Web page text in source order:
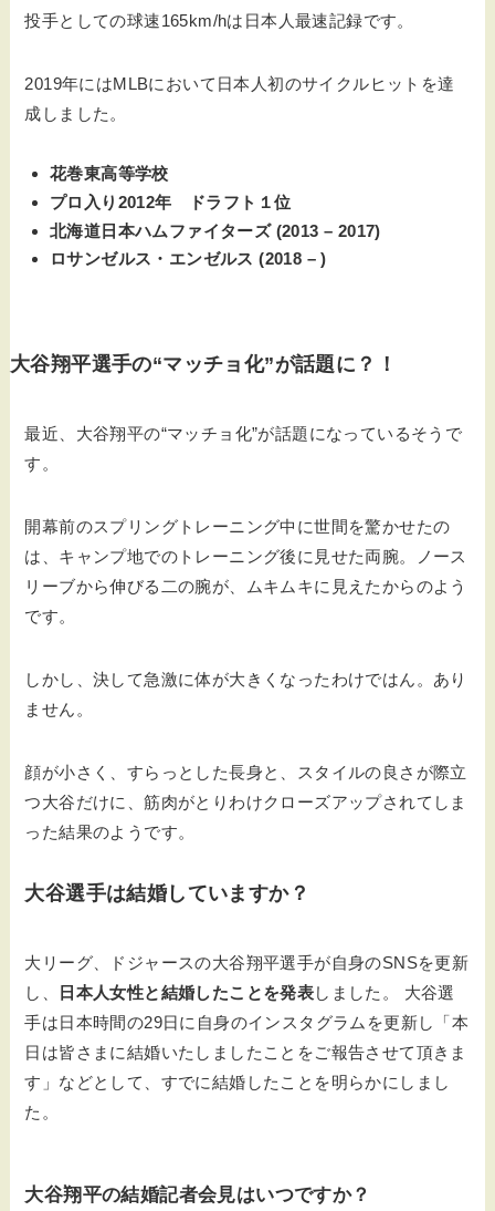
投手としての球速165km/hは日本人最速記録です。
2019年にはMLBにおいて日本人初のサイクルヒットを達
成しました。
花巻東高等学校
プロ入り2012年 ドラフト１位
北海道日本ハムファイターズ (2013 – 2017)
ロサンゼルス・エンゼルス (2018 – )
大谷翔平選手の“マッチョ化”が話題に？！
最近、大谷翔平の“マッチョ化”が話題になっているそうで
す。
開幕前のスプリングトレーニング中に世間を驚かせたの
は、キャンプ地でのトレーニング後に見せた両腕。ノース
リーブから伸びる二の腕が、ムキムキに見えたからのよう
です。
しかし、決して急激に体が大きくなったわけではん。あり
ません。
顔が小さく、すらっとした長身と、スタイルの良さが際立
つ大谷だけに、筋肉がとりわけクローズアップされてしま
った結果のようです。
大谷選手は結婚していますか？
大リーグ、ドジャースの大谷翔平選手が自身のSNSを更新
し、
日本人女性と結婚したことを発表しました。 大谷選
手は日本時間の29日に自身のインスタグラムを更新し「本
日は皆さまに結婚いたしましたことをご報告させて頂きま
す」などとして、すでに結婚したことを明らかにしまし
た。
大谷翔平の結婚記者会見はいつですか？